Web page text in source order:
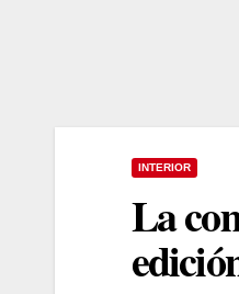
INTERIOR
La